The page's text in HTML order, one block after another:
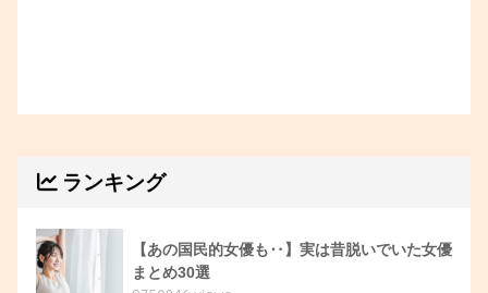
ランキング
【あの国民的女優も‥】実は昔脱いでいた女優
まとめ30選